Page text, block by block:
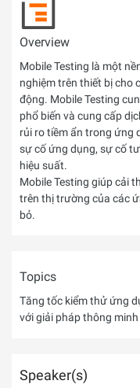
Overview
Mobile Testing là một
nghiệm trên thiết bị cho
động. Mobile Testing
phổ biến và cung cấp
rủi ro tiềm ẩn trong ứng
sự cố ứng dụng, sự cố
hiệu suất.
Mobile Testing giúp cải
trên thị trường của các
bỏ.
Topics
Tăng tốc kiểm thử ứng
với giải pháp thông
Speaker(s)